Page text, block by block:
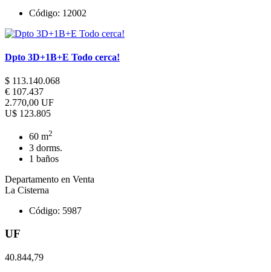
Código: 12002
Dpto 3D+1B+E Todo cerca!
$ 113.140.068
€ 107.437
2.770,00 UF
U$ 123.805
60 m2
3 dorms.
1 baños
Departamento en Venta
La Cisterna
Código: 5987
UF
40.844,79